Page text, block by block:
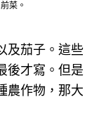
菜。
及茄子。這些
後才寫。但是
農作物，那大